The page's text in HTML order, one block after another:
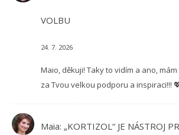
VOLBU
24. 7. 2026
Maio, děkuji! Taky to vidím a ano,
za Tvou velkou podporu a inspiraci!!!
Maia: „KORTIZOL“ JE NÁSTROJ